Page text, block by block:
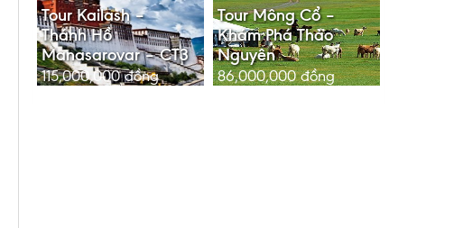
Tour Kailash –
Thánh Hồ
Manasarovar – CT3
115,000,000đồng
Tour Mông Cổ –
Khám Phá Thảo
Nguyên
86,000,000đồng